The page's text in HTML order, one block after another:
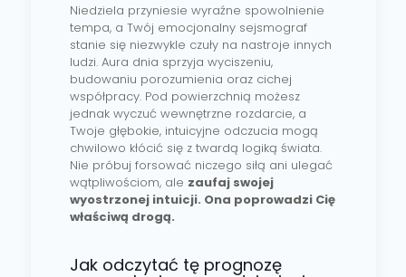
Niedziela przyniesie wyraźne spowolnienie
tempa, a Twój emocjonalny sejsmograf
stanie się niezwykle czuły na nastroje innych
ludzi. Aura dnia sprzyja wyciszeniu,
budowaniu porozumienia oraz cichej
współpracy. Pod powierzchnią możesz
jednak wyczuć wewnętrzne rozdarcie, a
Twoje głębokie, intuicyjne odczucia mogą
chwilowo kłócić się z twardą logiką świata.
Nie próbuj forsować niczego siłą ani ulegać
wątpliwościom, ale zaufaj swojej
wyostrzonej intuicji. Ona poprowadzi Cię
właściwą drogą.
Jak odczytać tę prognozę